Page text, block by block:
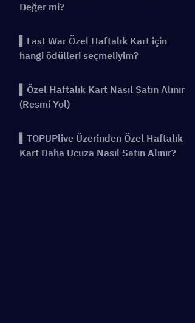
Değer mi?
▍Last War Özel Haftalık Kart için
hangi ödülleri seçmeliyim?
▍Özel Haftalık Kart Nasıl Satın Alınır
(Resmi Yol)
▍TOPUPlive Üzerinden Özel Haftalık
Kart Daha Ucuza Nasıl Satın Alınır?